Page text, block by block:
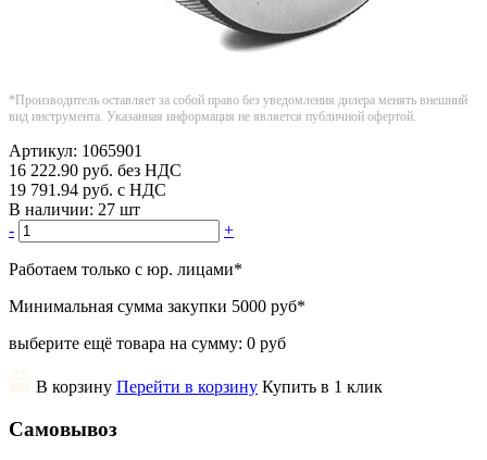
*Производитель оставляет за собой право без уведомления дилера менять внешний
вид инструмента. Указанная информация не является публичной офертой.
Артикул: 1065901
16 222.90 руб. без НДС
19 791.94 руб. с НДС
В наличии: 27 шт
-
+
Работаем только с юр. лицами*
Минимальная сумма закупки 5000 руб*
выберите ещё товара на сумму: 0 руб
В корзину Перейти в корзину Купить в 1 клик
Самовывоз